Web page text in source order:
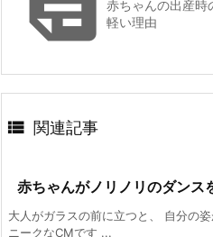
赤ちゃんの出産時
軽い理由
 関連記事
赤ちゃんがノリノリのダンス
大人がガラスの前に立つと、 自分の
ニークなCMです ...